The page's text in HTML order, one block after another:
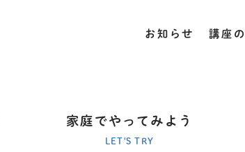
家庭でやってみよう
LET'S TRY
お知らせ 講座